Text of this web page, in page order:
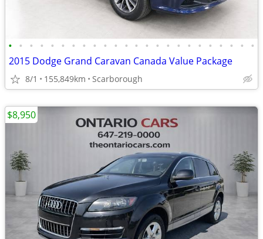
• • • • • • • • • • • • • • • • • • • • • • • •
2015 Dodge Grand Caravan Canada Value Package
8/1 155,849km Scarborough
$8,950